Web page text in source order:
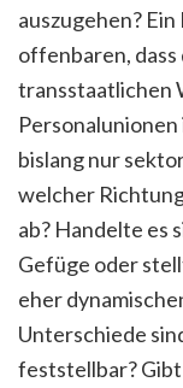
auszugehen?
offenbaren,
transstaatlichen
bislang nur
welcher
ab? Handelte es
Gefüge oder
eher
Unterschiede
feststellbar?